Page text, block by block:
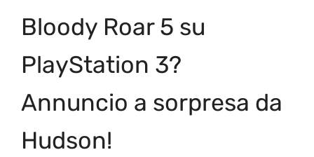
Bloody Roar 5 su
PlayStation 3?
Annuncio a sorpresa da
Hudson!